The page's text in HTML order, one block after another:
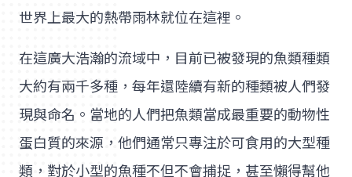
世界上最大的熱帶雨林就位在這裡。
在這廣大浩瀚的流域中，目前已被發現的魚類種類
大約有兩千多種，每年還陸續有新的種類被人們發
現與命名。當地的人們把魚類當成最重要的動物性
蛋白質的來源，他們通常只專注於可食用的大型種
類，對於小型的魚種不但不會捕捉，甚至懶得幫他